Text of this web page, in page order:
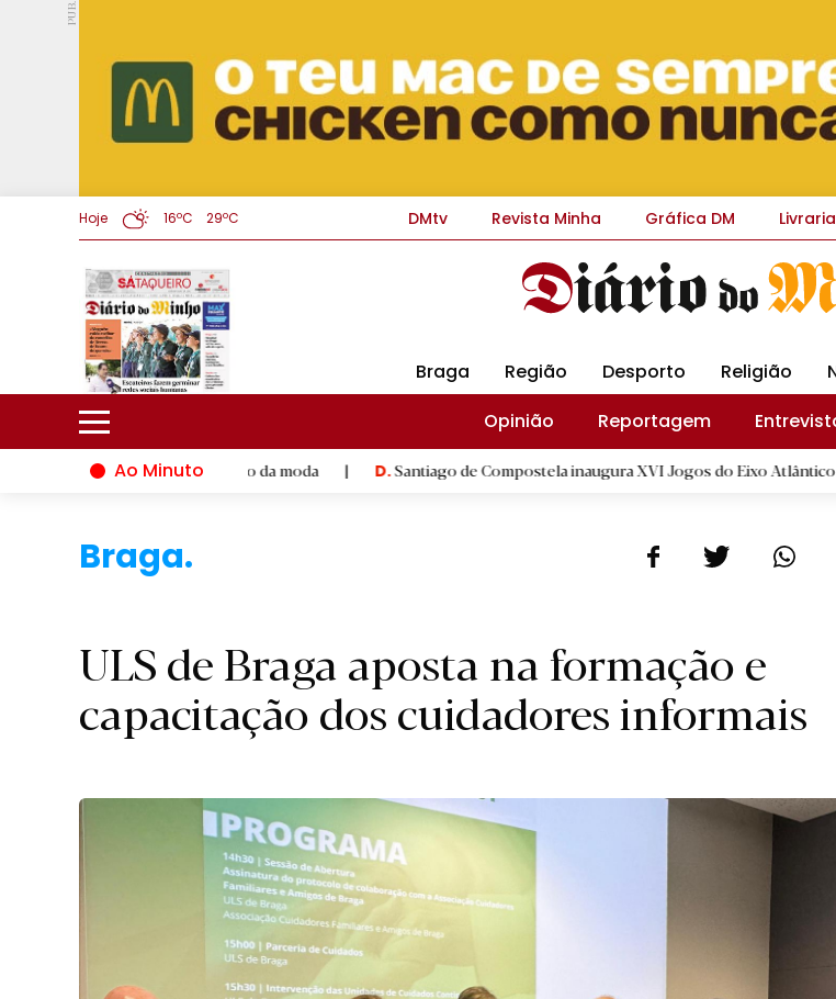
PUB.
Hoje 16ºC 29ºC DMtv Revista Minha Gráfica DM
Braga Região Desporto Religião
Opinião
Reportagem
Ao Minuto
inovação do mundo da moda D.Santiago de Compostela inaugura XVI Jogos do Eixo Atlântico com mais de
Braga.
ULS de Braga aposta na formação e
capacitação dos cuidadores informais